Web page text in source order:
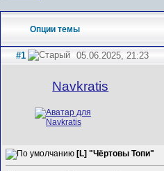
Опции темы
#1 05.06.2025, 21:23
Navkratis
[L] "Чёртовы Топи"